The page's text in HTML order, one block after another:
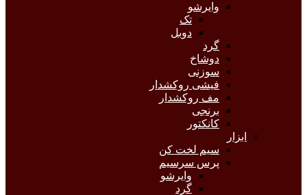
وایرشو
تک
دوبل
گرد
دوشاخ
سوزنی
فیشی روکشدار
مف روکشدار
برنجی
کانکتور
ابزار
سیم لخت کن
پرس سرسیم
وایرشو
گرد